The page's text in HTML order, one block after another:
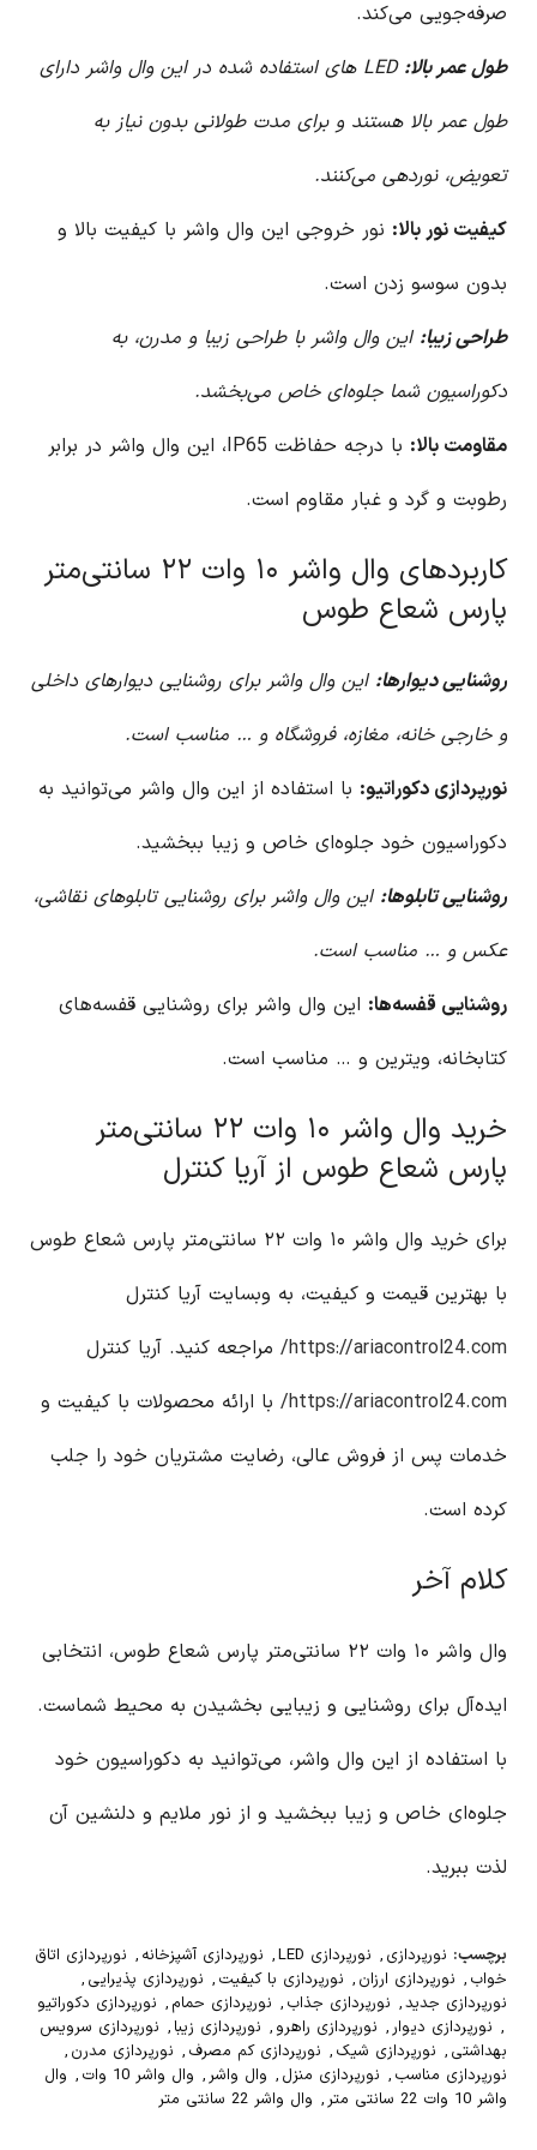
صرفه‌جویی می‌کند.
طول عمر بالا:
LED های استفاده شده در این وال واشر دارای
طول عمر بالا هستند و برای مدت طولانی بدون نیاز به
تعویض، نوردهی می‌کنند.
کیفیت نور بالا: نور خروجی این وال واشر با کیفیت بالا و
بدون سوسو زدن است.
طراحی زیبا: این وال واشر با طراحی زیبا و مدرن، به
دکوراسیون شما جلوه‌ای خاص می‌بخشد.
مقاومت بالا:
با درجه حفاظت IP65، این وال واشر در برابر
رطوبت و گرد و غبار مقاوم است.
کاربردهای وال واشر ۱۰ وات ۲۲ سانتی‌متر
پارس شعاع طوس
روشنایی دیوارها: این وال واشر برای روشنایی دیوارهای داخلی
و خارجی خانه، مغازه، فروشگاه و … مناسب است.
نورپردازی دکوراتیو: با استفاده از این وال واشر می‌توانید به
دکوراسیون خود جلوه‌ای خاص و زیبا ببخشید.
روشنایی تابلوها: این وال واشر برای روشنایی تابلوهای نقاشی،
عکس و … مناسب است.
روشنایی قفسه‌ها: این وال واشر برای روشنایی قفسه‌های
کتابخانه، ویترین و … مناسب است.
خرید وال واشر ۱۰ وات ۲۲ سانتی‌متر
پارس شعاع طوس از آریا کنترل
برای خرید وال واشر ۱۰ وات ۲۲ سانتی‌متر پارس شعاع طوس
با بهترین قیمت و کیفیت، به وبسایت آریا کنترل
https://ariacontrol24.com/ مراجعه کنید. آریا کنترل
https://ariacontrol24.com/ با ارائه محصولات با کیفیت و
خدمات پس از فروش عالی، رضایت مشتریان خود را جلب
کرده است.
کلام آخر
وال واشر ۱۰ وات ۲۲ سانتی‌متر پارس شعاع طوس، انتخابی
ایده‌آل برای روشنایی و زیبایی بخشیدن به محیط شماست.
با استفاده از این وال واشر، می‌توانید به دکوراسیون خود
جلوه‌ای خاص و زیبا ببخشید و از نور ملایم و دلنشین آن
لذت ببرید.
برچسب: نورپردازی , نورپردازی LED , نورپردازی آشپزخانه , نورپردازی اتاق
خواب , نورپردازی ارزان , نورپردازی با کیفیت , نورپردازی پذیرایی ,
نورپردازی جدید, نورپردازی جذاب , نورپردازی حمام , نورپردازی دکوراتیو
, نورپردازی دیوار, نورپردازی راهرو, نورپردازی زیبا , نورپردازی سرویس
بهداشتی , نورپردازی شیک , نورپردازی کم مصرف , نورپردازی مدرن ,
نورپردازی مناسب , نورپردازی منزل , وال واشر, وال واشر 10 وات , وال
واشر 10 وات 22 سانتی متر
, وال واشر 22 سانتی متر